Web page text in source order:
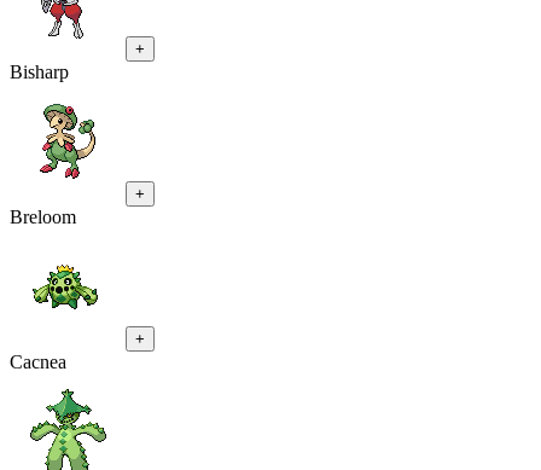
+
Bisharp
+
Breloom
+
Cacnea